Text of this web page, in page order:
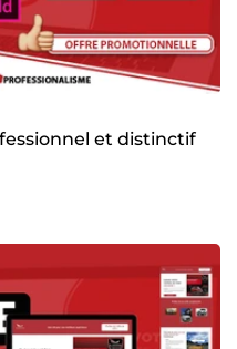
grâce à une
et impactante. 🎯
dépasse vos attentes,
et stratégique. 📩
Contactez-moi dès
et transformons-les
qui fait la différence !
et distinctif